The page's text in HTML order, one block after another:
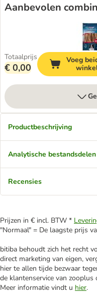
Aanbevolen
Totaalprijs
€ 0,00
Voeg
Productbeschrijving
Analytische bestandsdelen
Recensies
Prijzen in € incl. BTW *
"Normaal" = De laagste prijs
bitiba behoudt zich het recht
direct marketing van eigen,
hier te allen tijde bezwaar
de klantenservice van
Meer informatie vindt u hier.